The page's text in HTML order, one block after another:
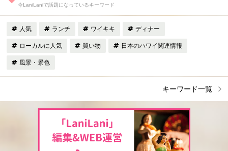
今LaniLaniで話題になっているキーワード
人気 ランチ ワイキキ ディナー
ローカルに人気 買い物 日本のハワイ関連情報
風景・景色
キーワード一覧